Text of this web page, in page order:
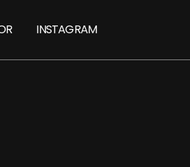
INSTAGRAM